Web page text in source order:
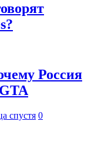
Россия
спустя 0